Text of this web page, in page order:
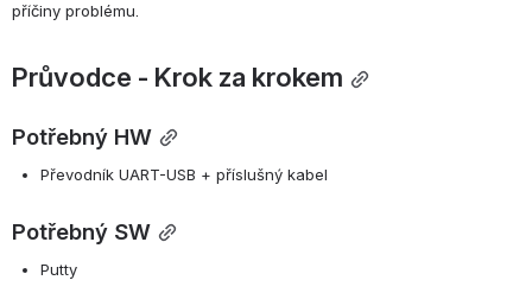
příčiny problému.
Průvodce - Krok za krokem
Potřebný HW
Převodník UART-USB + příslušný kabel
Potřebný SW
Putty